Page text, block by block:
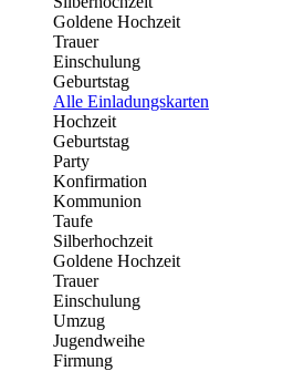
Goldene Hochzeit
Trauer
Einschulung
Geburtstag
Alle Einladungskarten
Hochzeit
Geburtstag
Party
Konfirmation
Kommunion
Taufe
Silberhochzeit
Goldene Hochzeit
Trauer
Einschulung
Umzug
Jugendweihe
Firmung